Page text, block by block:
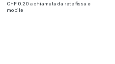
CHF 0.20 a chiamata da rete fissa e
mobile